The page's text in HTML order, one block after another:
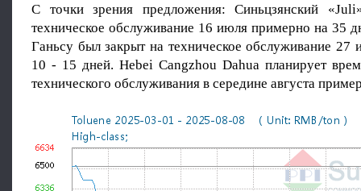
С точки зрения предложения: Синьцзянский
техническое обслуживание 16 июля примерно на 35
Ганьсу был закрыт на техническое обслуживание 27
10 - 15 дней. Hebei Cangzhou Dahua планирует
технического обслуживания в середине августа